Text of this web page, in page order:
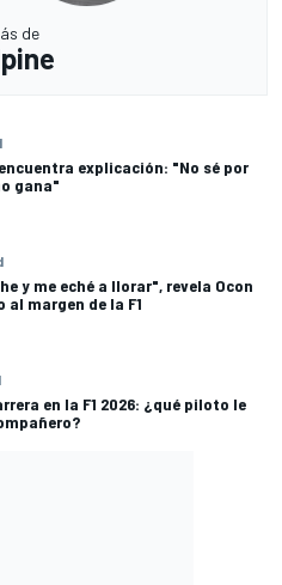
de
explicación: "No sé por
gana"
y me eché a llorar", revela Ocon
al margen de la F1
en la F1 2026: ¿qué piloto le